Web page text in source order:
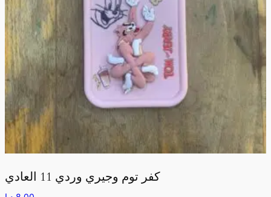
كفر توم وجيري وردي 11 العادي